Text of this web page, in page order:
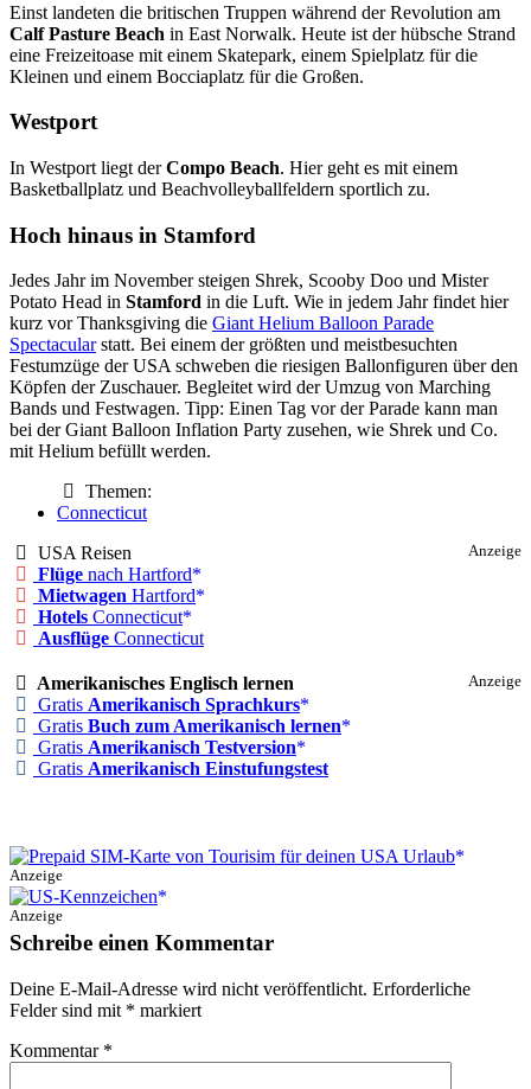
Einst landeten die britischen Truppen während der Revolution am
Calf Pasture Beach in East Norwalk. Heute ist der hübsche Strand
eine Freizeitoase mit einem Skatepark, einem Spielplatz für die
Kleinen und einem Bocciaplatz für die Großen.
Westport
In Westport liegt derCompo Beach. Hier geht es mit einem
Basketballplatz und Beachvolleyballfeldern sportlich zu.
Hoch hinaus in Stamford
Jedes Jahr im November steigen Shrek, Scooby Doo und Mister
Potato Head in Stamford in die Luft. Wie in jedem Jahr findet hier
kurz vor Thanksgiving die Giant Helium Balloon Parade
Spectacularstatt. Bei einem der größten und meistbesuchten
Festumzüge der USA schweben die riesigen Ballonfiguren über den
Köpfen der Zuschauer. Begleitet wird der Umzug von Marching
Bands und Festwagen. Tipp: Einen Tag vor der Parade kann man
bei der Giant Balloon Inflation Party zusehen, wie Shrek und Co.
mit Helium befüllt werden.
Themen:
Connecticut
Anzeige
USA Reisen
Flüge nach Hartford
Mietwagen Hartford
Hotels Connecticut
Ausflüge Connecticut
Anzeige
Amerikanisches Englisch lernen
Gratis Amerikanisch Sprachkurs
Gratis Buch zum Amerikanisch lernen
Gratis Amerikanisch Testversion
Gratis Amerikanisch Einstufungstest
Anzeige
Anzeige
Schreibe einen Kommentar
Deine E-Mail-Adresse wird nicht veröffentlicht. Erforderliche
Felder sind mit * markiert
Kommentar *